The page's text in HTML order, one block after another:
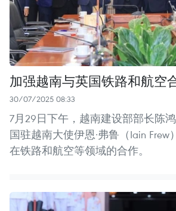
加强越南与英国铁路和航空
30/07/2025 08:33
7月29日下午，越南建设部部长陈
国驻越南大使伊恩·弗鲁（Iain Frew
在铁路和航空等领域的合作。